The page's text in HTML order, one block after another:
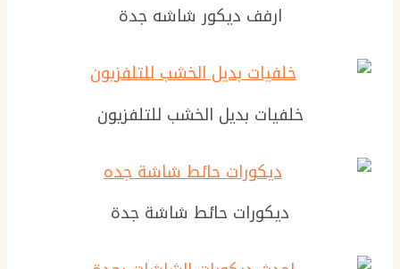
ارفف ديكور شاشه جدة
خلفيات بديل الخشب للتلفزيون
ديكورات حائط شاشة جدة